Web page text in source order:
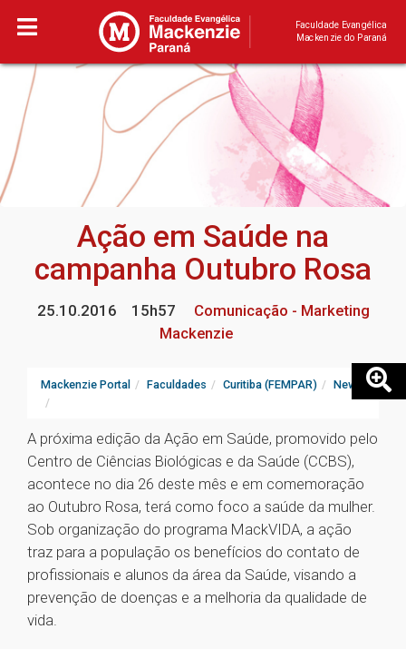
Faculdade Evangélica
Mackenzie do Paraná
Ação em Saúde na
campanha Outubro Rosa
25.10.2016 15h57
Comunicação - Marketing
Mackenzie
Mackenzie Portal Faculdades Curitiba (FEMPAR) News
A próxima edição da Ação em Saúde, promovido pelo
Centro de Ciências Biológicas e da Saúde (CCBS),
acontece no dia 26 deste mês e em comemoração
ao Outubro Rosa, terá como foco a saúde da mulher.
Sob organização do programa MackVIDA, a ação
traz para a população os benefícios do contato de
profissionais e alunos da área da Saúde, visando a
prevenção de doenças e a melhoria da qualidade de
vida.